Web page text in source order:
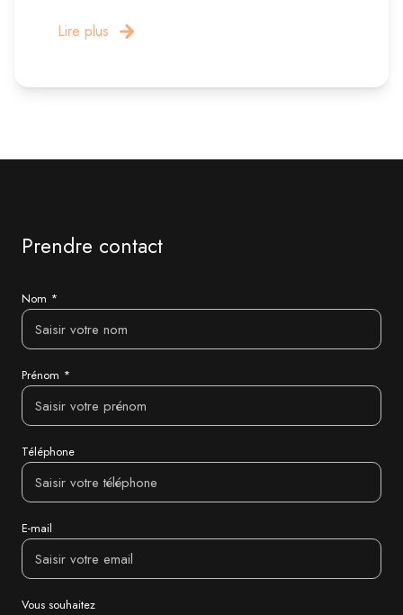
Lire plus
Prendre contact
Nom *
Prénom *
Téléphone
E-mail
Vous souhaitez